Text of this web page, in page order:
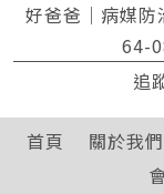
好爸爸｜病媒
64-
追
首頁 關於我們